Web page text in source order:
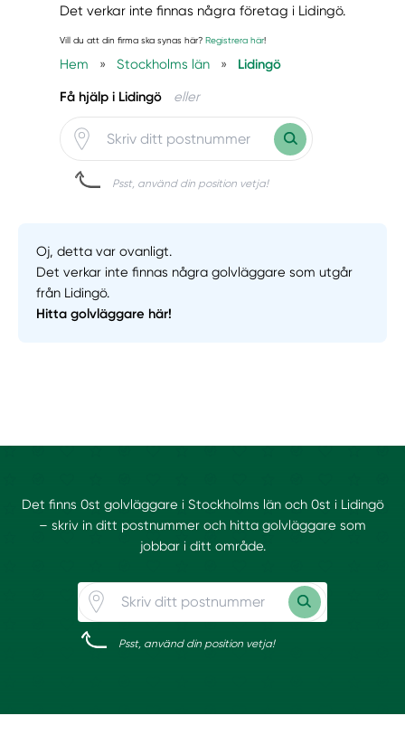
Det verkar inte finnas några företag i Lidingö.
Vill du att din firma ska synas här? Registrera här!
Hem » Stockholms län » Lidingö
Få hjälp i Lidingö eller
Psst, använd din position vetja!
Oj, detta var ovanligt.
Det verkar inte finnas några golvläggare som utgår
från Lidingö.
Hitta golvläggare här!
Det finns 0st golvläggare i Stockholms län och 0st i Lidingö
– skriv in ditt postnummer och hitta golvläggare som
jobbar i ditt område.
Psst, använd din position vetja!